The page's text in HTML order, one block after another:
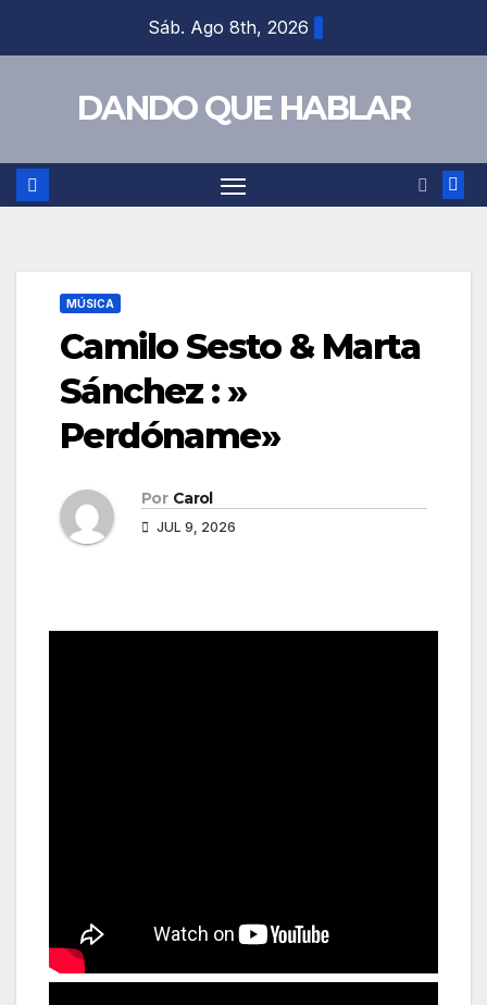
Sáb. Ago 8th, 2026
DANDO QUE HABLAR
MÚSICA
Camilo Sesto & Marta
Sánchez : »
Perdóname»
Por Carol
JUL 9, 2026